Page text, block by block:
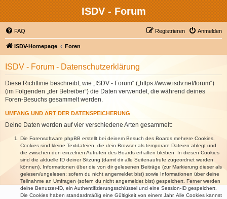
ISDV - Forum
FAQ Anmelden
Registrieren
ISDV-Homepage Foren
ISDV - Forum - Datenschutzerklärung
Diese Richtlinie beschreibt, wie „ISDV - Forum“ („https://www.isdv.net/forum“)
(im Folgenden „der Betreiber“) die Daten verwendet, die während deines
Foren-Besuchs gesammelt werden.
UMFANG UND ART DER DATENSPEICHERUNG
Deine Daten werden auf vier verschiedene Arten gesammelt:
Die Forensoftware phpBB erstellt bei deinem Besuch des Boards mehrere Cookies.
Cookies sind kleine Textdateien, die dein Browser als temporäre Dateien ablegt und
die zwischen den einzelnen Aufrufen des Boards erhalten bleiben. In diesen Cookies
sind die aktuelle ID deiner Sitzung (damit dir alle Seitenaufrufe zugeordnet werden
können), Informationen über die von dir gelesenen Beiträge (zur Markierung dieser als
gelesen/ungelesen; sofern du nicht angemeldet bist) sowie Informationen über deine
Teilnahme an Umfragen (sofern du nicht angemeldet bist) gespeichert. Ferner werden
deine Benutzer-ID, ein Authentifizierungsschlüssel und eine Session-ID gespeichert.
Die Cookies haben standardmäßig eine Gültigkeit von einem Jahr. Alle Cookies kannst